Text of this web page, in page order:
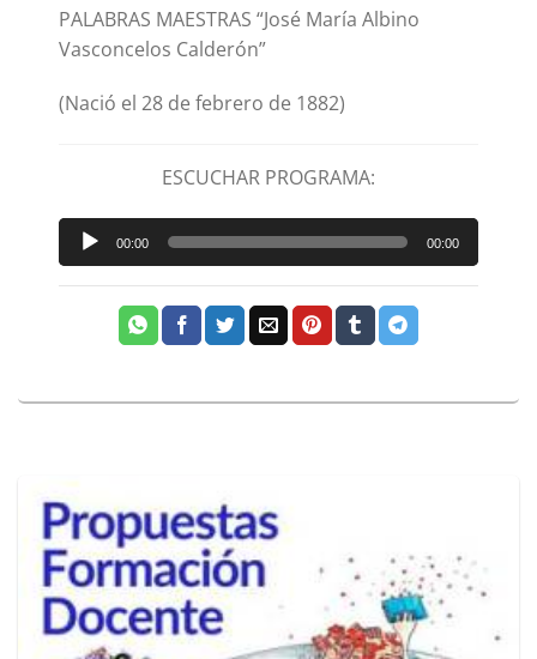
PALABRAS MAESTRAS “José María Albino
Vasconcelos Calderón”
(Nació el 28 de febrero de 1882)
ESCUCHAR PROGRAMA:
Reproductor
de
audio
00:00 00:00